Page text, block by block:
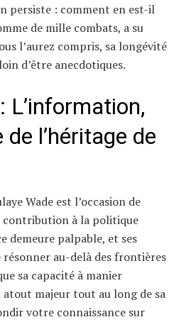
persiste : comment en est-il
de mille combats, a su
l’aurez compris, sa longévité
d’être anecdotiques.
L’information,
l’héritage de
Wade est l’occasion de
contribution à la politique
demeure palpable, et ses
au-delà des frontières
sa capacité à manier
majeur tout au long de sa
votre connaissance sur